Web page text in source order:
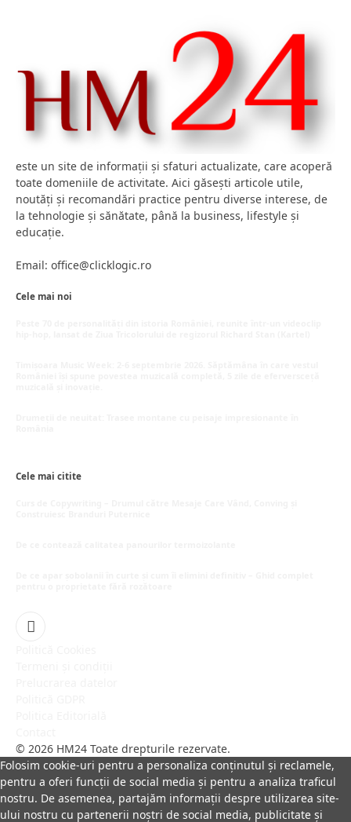
este un site de informații și sfaturi actualizate, care acoperă
toate domeniile de activitate. Aici găsești articole utile,
noutăți și recomandări practice pentru diverse interese, de
la tehnologie și sănătate, până la business, lifestyle și
educație.
Email: office@clicklogic.ro
Cele mai noi
Cele mai citite
Facebook
© 2026 HM24 Toate drepturile rezervate.
Folosim cookie-uri pentru a personaliza conținutul și reclamele,
pentru a oferi funcții de social media și pentru a analiza traficul
nostru. De asemenea, partajăm informații despre utilizarea site-
ului nostru cu partenerii noștri de social media, publicitate și